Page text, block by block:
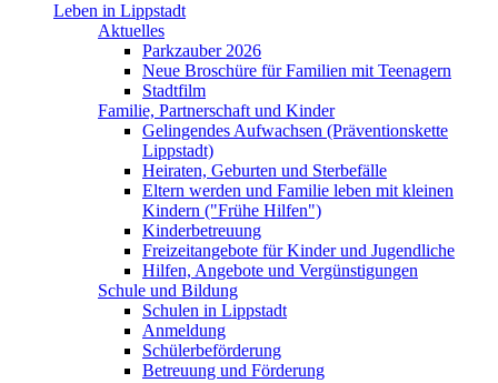
Leben in Lippstadt
Aktuelles
Parkzauber 2026
Neue Broschüre für Familien mit Teenagern
Stadtfilm
Familie, Partnerschaft und Kinder
Gelingendes Aufwachsen (Präventionskette
Lippstadt)
Heiraten, Geburten und Sterbefälle
Eltern werden und Familie leben mit kleinen
Kindern ("Frühe Hilfen")
Kinderbetreuung
Freizeitangebote für Kinder und Jugendliche
Hilfen, Angebote und Vergünstigungen
Schule und Bildung
Schulen in Lippstadt
Anmeldung
Schülerbeförderung
Betreuung und Förderung